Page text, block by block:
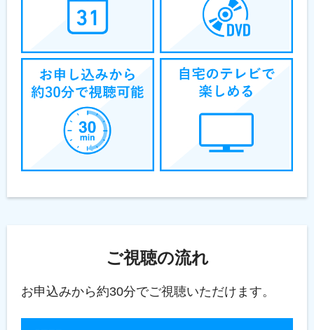
ご視聴の流れ
お申込みから約30分でご視聴いただけます。